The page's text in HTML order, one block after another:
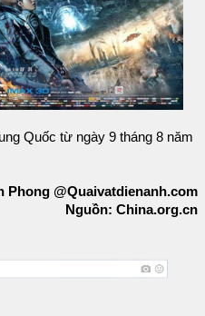
Quốc từ ngày 9 tháng 8 năm
Phong @Quaivatdienanh.com
Nguồn: China.org.cn